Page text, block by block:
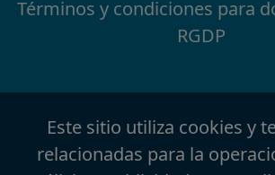
Términos y condiciones para
RGDP
Este sitio utiliza cookies y
relacionadas para la